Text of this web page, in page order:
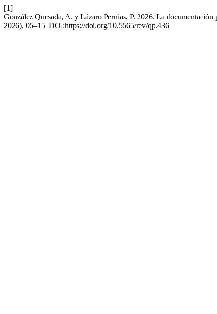
[1]
González Quesada, A. y Lázaro Pernias, P. 2026. La
2026), 05–15. DOI:https://doi.org/10.5565/rev/qp.436.